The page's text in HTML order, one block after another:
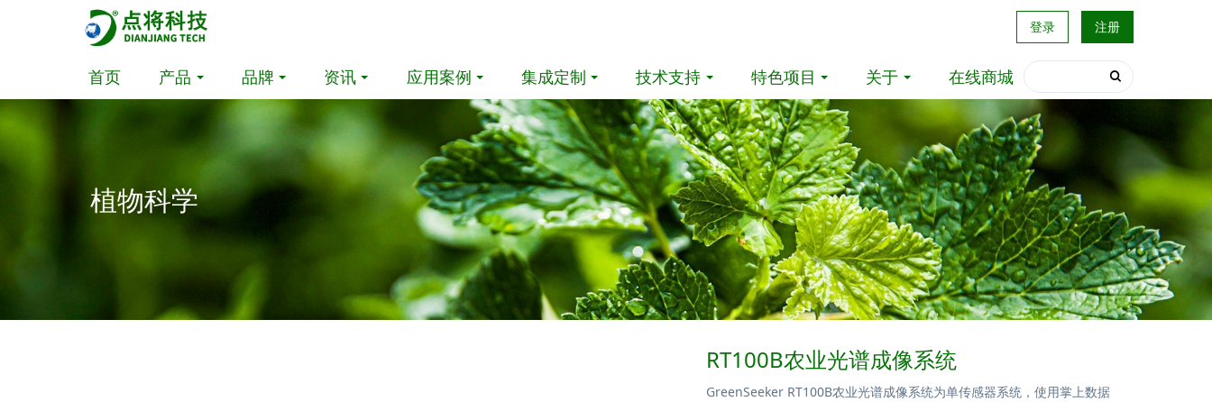
登录 注册
首页 产品 品牌 资讯 应用案例 集成定制 技术支持 特色项目 关于 在线商城
植物科学
RT100B农业光谱成像系统
GreenSeeker RT100B农业光谱成像系统为单传感器系统，使用掌上数据